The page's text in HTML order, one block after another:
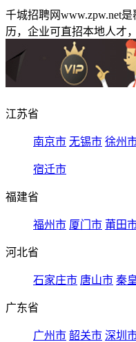
千城招聘网www.zpw.net
历，企业可直招本地人才
江苏省
南京市 无锡市 徐州
宿迁市
福建省
福州市 厦门市 莆田
河北省
石家庄市 唐山市 秦
广东省
广州市 韶关市 深圳